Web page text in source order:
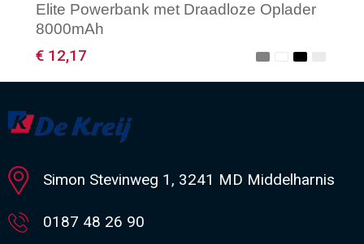
Elite Powerbank met Draadloze Oplader
8000mAh
€ 12,17
Minimale afname: 1
Simon Stevinweg 1, 3241 MD Middelharnis
0187 48 26 90